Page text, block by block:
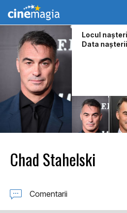
Locul
Data
Chad Stahelski
Comentarii